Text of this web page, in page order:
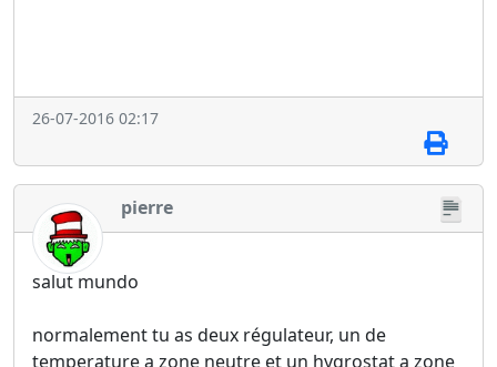
26-07-2016 02:17
pierre
salut mundo
normalement tu as deux régulateur, un de
temperature a zone neutre et un hygrostat a zone